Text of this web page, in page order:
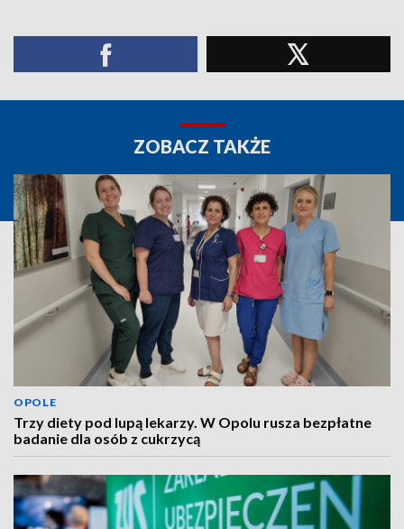
ZOBACZ TAKŻE
OPOLE
Trzy diety pod lupą lekarzy. W Opolu rusza bezpłatne
badanie dla osób z cukrzycą